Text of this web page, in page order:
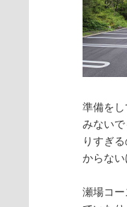
準備を
みない
りすぎ
からな
瀬場コ